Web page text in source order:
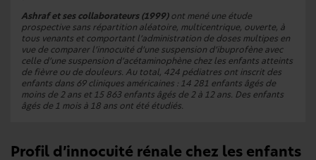
Ashraf et ses collaborateurs (1999)ont mené une étude
prospective sans répartition aléatoire, multicentrique, ouverte, à
tous venants et comportant l’administration de doses multipes en
vue de comparer l’innocuité d’une suspension d’ibuprofène avec
celle d’une suspension d’acétaminophène chez les enfants atteints
de fièvre ou de douleurs. Au total, 424 pédiatres ont inscrit des
enfants dans 69 cliniques américaines : 14 281 enfants âgés de
moins de 2 ans et 15 863 enfants âgés de 2 à 12 ans. Des enfants
âgés de 1 mois à 18 ans ont été étudiés.
Profil d’innocuité rénale chez les enfants